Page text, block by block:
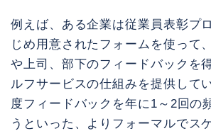
例えば、ある企業は従業員表彰プ
じめ用意されたフォームを使って
や上司、部下のフィードバックを
ルフサービスの仕組みを提供して
度フィードバックを年に1～2回の
うといった、よりフォーマルでス